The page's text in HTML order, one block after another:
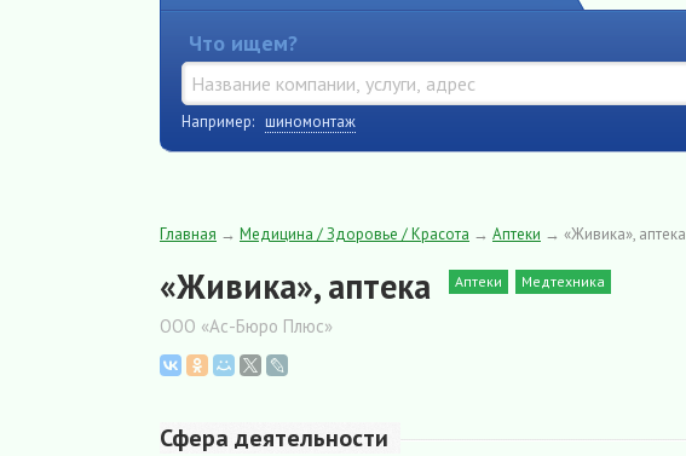
Что ищем?
Например: шиномонтаж
Главная → Медицина / Здоровье / Красота → Аптеки → «Живика», аптека
«Живика», аптека Аптеки Медтехника
ООО «Ас-Бюро Плюс»
Сфера деятельности